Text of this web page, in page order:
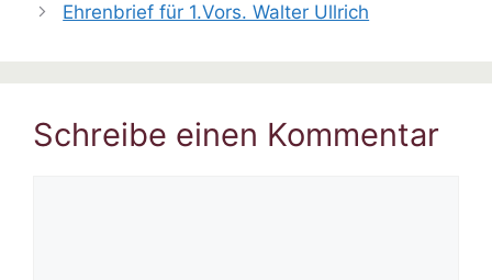
Ehrenbrief für 1.Vors. Walter Ullrich
Schreibe einen Kommentar